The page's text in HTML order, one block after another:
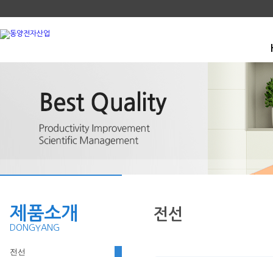
제품소개
DONGYANG
전선
전선